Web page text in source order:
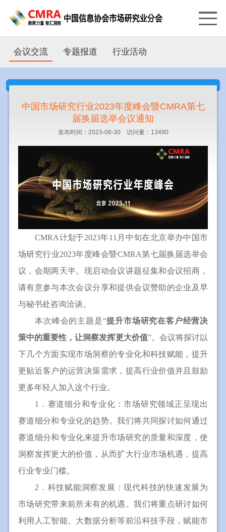
会议交流 专题报道 行业活动
中国市场研究行业2023年度峰会暨CMRA第七
届换届选举会议通知
发布时间：2023-08-30 访问量：13490
CMRA计划于2023年11月中旬在北京举办中国市
场研究行业2023年度峰会暨CMRA第七届换届选举会
议，会期两天半。现启动会议讲题征集和会议招商，
请有意参与本次会议分享和提供会议赞助的企业及早
与秘书处咨询洽谈。
本次峰会的主题是“提升市场研究在客户经营决
策中的重要性，让洞察发挥更大价值”。会议将探讨以
下几个方面实现市场洞察的专业化和科技赋能，提升
更贴近客户的运营决策需求，提高行业价值并且鼓励
更多年轻人加入这个行业。
1．赛道细分和专业化：市场研究领域正呈现出
赛道细分和专业化的趋势。我们将共同探讨如何通过
赛道细分和专业化来提升市场研究的质量和深度，使
洞察发挥更大的价值，从而扩大行业市场机遇，提高
行业专业门槛。
2． 科技赋能洞察发展：现代科技的快速发展为
市场研究带来前所未有的机遇。我们将重点研讨如何
利用人工智能、大数据分析等前沿科技手段，赋能市